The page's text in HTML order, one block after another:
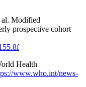
al. Modified
prospective cohort
Health
www.who.int/news-